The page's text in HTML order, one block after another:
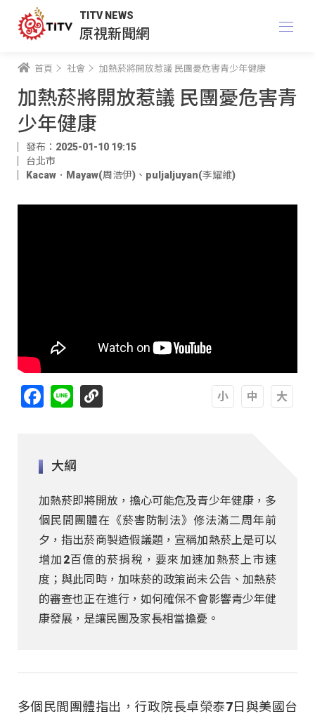
TITV NEWS
原視新聞網
首頁 社會 加熱菸將開放惹議 民團憂危害青少年健康
加熱菸將開放惹議 民團憂危害青
少年健康
發布：2025-01-10 19:15
台北市
Kacaw．Mayaw(周浩伊) 、 puljaljuyan(李耀維)
Facebook
Line
大綱
加熱菸即將開放，擔心可能危及青少年健康，多
個民間團體在《菸害防制法》修法滿二周年前
夕，指出菸商製造假議題，宣稱加熱菸上是可以
增加2百億的菸捐稅，要來加速加熱菸上市速
度；與此同時，加味菸的政策尚未公告、加熱菸
的審查也正在進行，如何確保不會影響青少年健
康發展，是讓民團及家長相當擔憂。
多個民間團體指出，行政院長卓榮泰7日與美國台